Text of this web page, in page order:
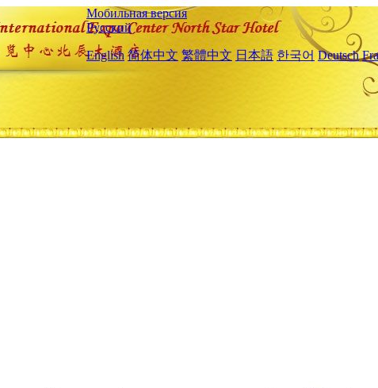
Мобильная версия
Русский
English 简体中文 繁體中文 日本語 한국어 Deutsch